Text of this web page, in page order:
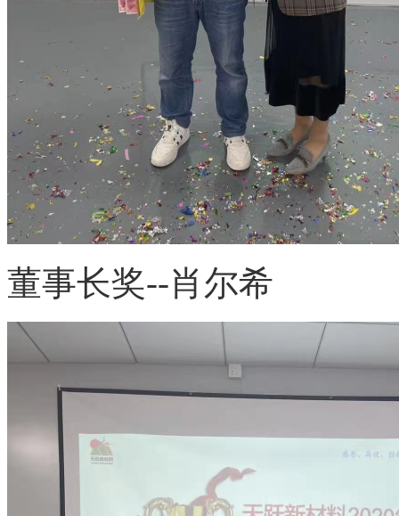
董事长奖--肖尔希